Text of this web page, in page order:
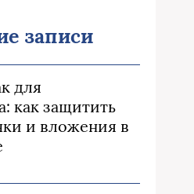
записи
для
как защитить
и вложения в